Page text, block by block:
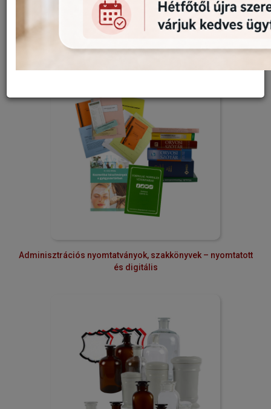
TERMÉKKATEGÓRIÁK
Adminisztrációs nyomtatványok, szakkönyvek – nyomtatott
és digitális